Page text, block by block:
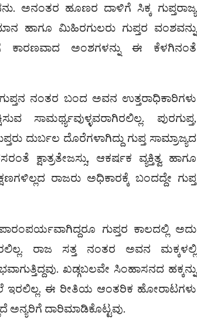
ಅನಂತರ ಹೂಣರ ದಾಳಿಗೆ ಸಿಕ್ಕ ಗುಪ್ತರಾಜ್ಯ
ಹಾಗೂ ಮಿಹಿರಗುಲರು ಗುಪ್ತರ ವಂಶವನ್ನು
ಕಾರಣವಾದ ಅಂಶಗಳನ್ನು ಈ ಕೆಳಗಿನಂತೆ
ನಂತರ ಬಂದ ಅವನ ಉತ್ತರಾಧಿಕಾರಿಗಳು
ಸಾಮರ್ಥ್ಯವುಳ್ಳವರಾಗಿರಲಿಲ್ಲ. ಪುರಗುಪ್ತ,
ದುರ್ಬಲ ದೊರೆಗಳಾಗಿದ್ದು ಗುಪ್ತ ಸಾಮ್ರಾಜ್ಯದ
ಕ್ಷಾತ್ರತೇಜಸ್ಸು, ಆಕರ್ಷಕ ವ್ಯಕ್ತಿತ್ವ ಹಾಗೂ
ರಾಜರು ಅಧಿಕಾರಕ್ಕೆ ಬಂದದ್ದೇ ಗುಪ್ತ
ಗುಪ್ತರ ಕಾಲದಲ್ಲಿ ಅದು
ರಾಜ ಸತ್ತ ನಂತರ ಅವನ ಮಕ್ಕಳಲ್ಲಿ
ಖಡ್ಗಬಲವೇ ಸಿಂಹಾಸನದ ಹಕ್ಕನ್ನು
ಬೆಲೆ ಇರಲಿಲ್ಲ. ಈ ರೀತಿಯ ಆಂತರಿಕ ಹೋರಾಟಗಳು
ಅನ್ಯರಿಗೆ ದಾರಿಮಾಡಿಕೊಟ್ಟವು.